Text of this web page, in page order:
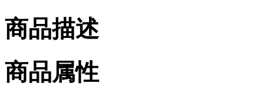
商品描述
商品属性